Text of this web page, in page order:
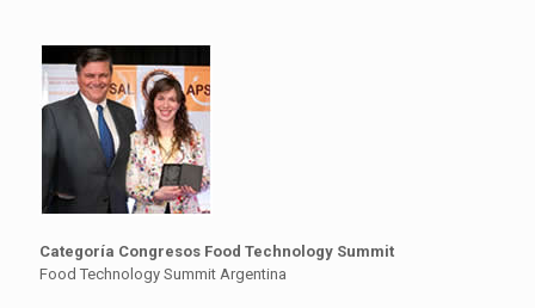
Categoría Congresos Food Technology Summit
Food Technology Summit Argentina